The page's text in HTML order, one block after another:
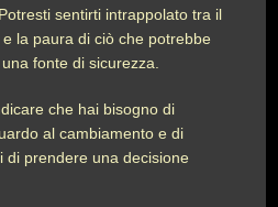
sentirti intrappolato tra il
la paura di ciò che potrebbe
fonte di sicurezza.
che hai bisogno di
al cambiamento e di
di prendere una decisione